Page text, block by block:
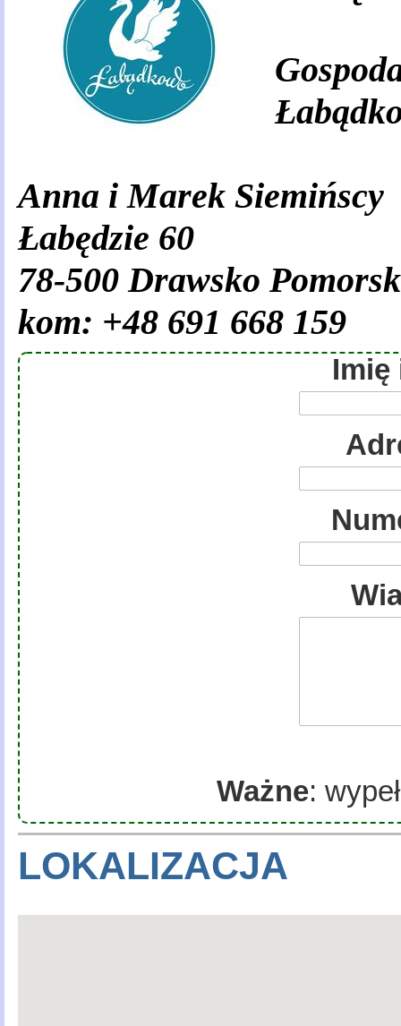
Anna i Marek Siemińscy
Łabędzie 60
78-500 Drawsko
kom: +48 691 668 159
Imię
Ważne:
LOKALIZACJA